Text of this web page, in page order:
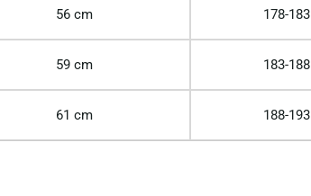
56 cm 178-183
59 cm 183-188
61 cm 188-193